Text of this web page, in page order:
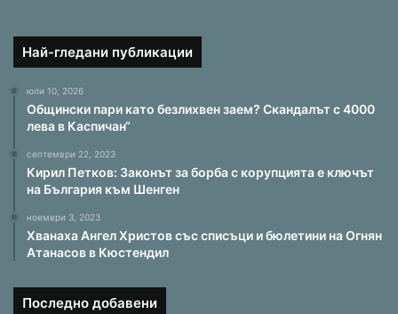
Най-гледани публикации
юли 10, 2026
Общински пари като безлихвен заем? Скандалът с 4000
лева в Каспичан“
септември 22, 2023
Кирил Петков: Законът за борба с корупцията е ключът
на България към Шенген
ноември 3, 2023
Хванаха Ангел Христов със списъци и бюлетини на Огнян
Атанасов в Кюстендил
Последно добавени